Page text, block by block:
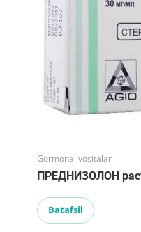
Gormonal vositalar
ПРЕДНИЗОЛОН
Batafsil